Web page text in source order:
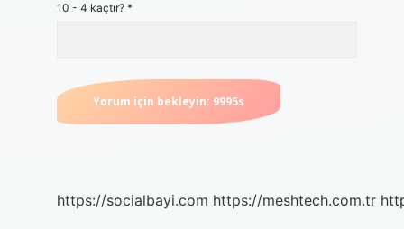
10 - 4 kaçtır? *
https://socialbayi.com https://meshtech.com.tr